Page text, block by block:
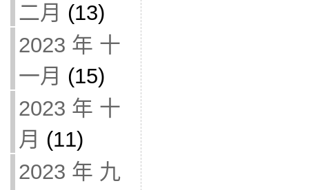
二月 (13)
2023 年 十
一月 (15)
2023 年 十
月 (11)
2023 年 九